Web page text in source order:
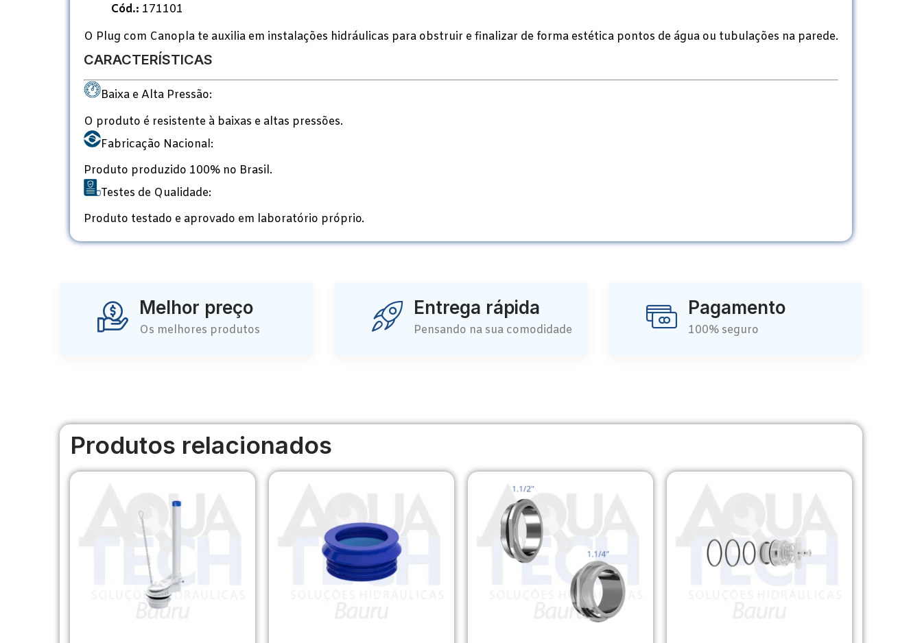
Cód.: 171101
O Plug com Canopla te auxilia em instalações hidráulicas para obstruir e finalizar de forma estética pontos de água ou tubulações na parede.
CARACTERÍSTICAS
Baixa e Alta Pressão:
O produto é resistente à baixas e altas pressões.
Fabricação Nacional:
Produto produzido 100% no Brasil.
Testes de Qualidade:
Produto testado e aprovado em laboratório próprio.
Melhor preço
Os melhores produtos
Entrega rápida
Pensando na sua comodidade
Pagamento
100% seguro
Produtos relacionados